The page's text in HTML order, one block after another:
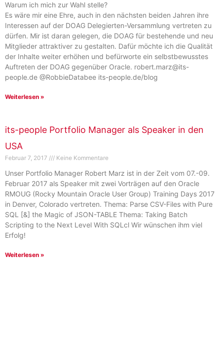
Warum ich mich zur Wahl stelle?
Es wäre mir eine Ehre, auch in den nächsten beiden Jahren ihre
Interessen auf der DOAG Delegierten-Versammlung vertreten zu
dürfen. Mir ist daran gelegen, die DOAG für bestehende und neu
Mitglieder attraktiver zu gestalten. Dafür möchte ich die Qualität
der Inhalte weiter erhöhen und befürworte ein selbstbewusstes
Auftreten der DOAG gegenüber Oracle. robert.marz@its-
people.de @RobbieDatabee its-people.de/blog
Weiterlesen »
its-people Portfolio Manager als Speaker in den
USA
Februar 7, 2017 Keine Kommentare
Unser Portfolio Manager Robert Marz ist in der Zeit vom 07.-09.
Februar 2017 als Speaker mit zwei Vorträgen auf den Oracle
RMOUG (Rocky Mountain Oracle User Group) Training Days 2017
in Denver, Colorado vertreten. Thema: Parse CSV-Files with Pure
SQL [&] the Magic of JSON-TABLE Thema: Taking Batch
Scripting to the Next Level With SQLcl Wir wünschen ihm viel
Erfolg!
Weiterlesen »